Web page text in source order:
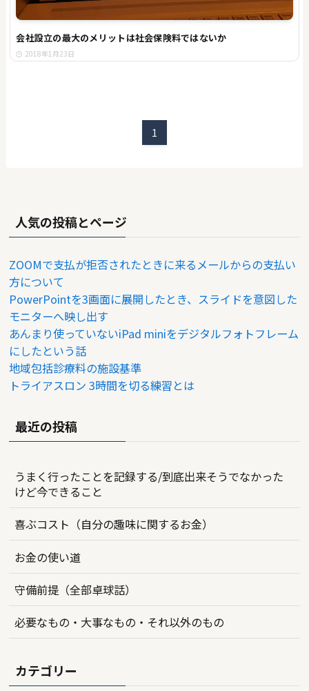
会社設立の最大のメリットは社会保険料ではないか
2018年1月23日
1
人気の投稿とページ
ZOOMで支払が拒否されたときに来るメールからの支払い
方について
PowerPointを3画面に展開したとき、スライドを意図した
モニターへ映し出す
あんまり使っていないiPad miniをデジタルフォトフレーム
にしたという話
地域包括診療料の施設基準
トライアスロン 3時間を切る練習とは
最近の投稿
うまく行ったことを記録する/到底出来そうでなかった
けど今できること
喜ぶコスト（自分の趣味に関するお金）
お金の使い道
守備前提（全部卓球話）
必要なもの・大事なもの・それ以外のもの
カテゴリー